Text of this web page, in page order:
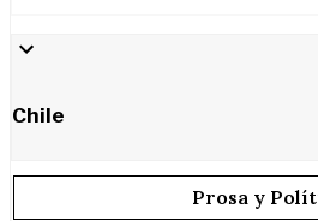
Chile
Prosa y